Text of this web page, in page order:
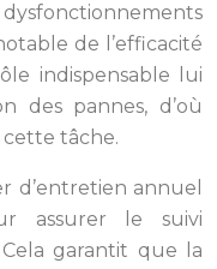
de l’efficacité
indispensable lui
des pannes, d’où
cette tâche.
d’entretien annuel
assurer le suivi
garantit que la